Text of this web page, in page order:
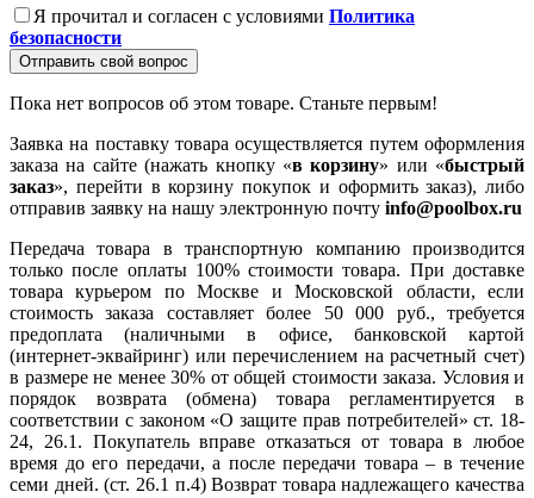
Я прочитал и согласен с условиями Политика
безопасности
Отправить свой вопрос
Пока нет вопросов об этом товаре. Станьте первым!
Заявка на поставку товара осуществляется путем оформления
заказа на сайте (нажать кнопку «в корзину» или «быстрый
заказ», перейти в корзину покупок и оформить заказ), либо
отправив заявку на нашу электронную почту info@poolbox.ru
Передача товара в транспортную компанию производится
только после оплаты 100% стоимости товара. При доставке
товара курьером по Москве и Московской области, если
стоимость заказа составляет более 50 000 руб., требуется
предоплата (наличными в офисе, банковской картой
(интернет-эквайринг) или перечислением на расчетный счет)
в размере не менее 30% от общей стоимости заказа. Условия и
порядок возврата (обмена) товара регламентируется в
соответствии с законом «О защите прав потребителей» ст. 18-
24, 26.1. Покупатель вправе отказаться от товара в любое
время до его передачи, а после передачи товара – в течение
семи дней. (ст. 26.1 п.4) Возврат товара надлежащего качества